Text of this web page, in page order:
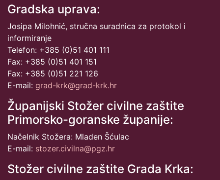
Gradska uprava:
Josipa Milohnić, stručna suradnica za protokol i
informiranje
Telefon: +385 (0)51 401 111
Fax: +385 (0)51 401 151
Fax: +385 (0)51 221 126
E-mail: grad-krk@grad-krk.hr
Županijski Stožer civilne zaštite
Primorsko-goranske županije:
Načelnik Stožera: Mladen Šćulac
E-mail: stozer.civilna@pgz.hr
Stožer civilne zaštite Grada Krka: